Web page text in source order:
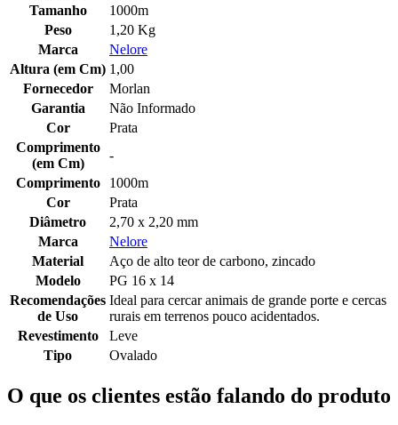
Tamanho
1000m
Peso
1,20 Kg
Marca
Nelore
Altura (em Cm) 1,00
Fornecedor
Morlan
Garantia
Não Informado
Cor
Prata
Comprimento
(em Cm)
-
Comprimento
1000m
Cor
Prata
Diâmetro
2,70 x 2,20 mm
Marca
Nelore
Material
Aço de alto teor de carbono, zincado
Modelo
PG 16 x 14
Recomendações
de Uso
Ideal para cercar animais de grande porte e cercas
rurais em terrenos pouco acidentados.
Revestimento
Leve
Tipo
Ovalado
O que os clientes estão falando do produto